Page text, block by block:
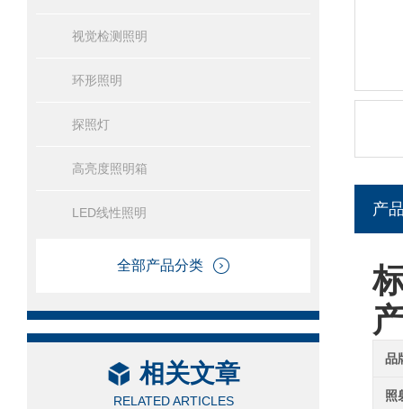
视觉检测照明
环形照明
探照灯
高亮度照明箱
LED线性照明
全部产品分类
相关文章
RELATED ARTICLES
产
品
照